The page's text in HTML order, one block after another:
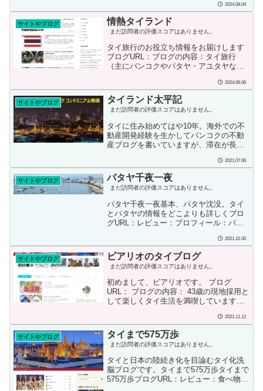
者の情報：ushiom20代前半、1982年頃よ
りタイ在住。執筆、出版で生活。著書
「タイの常識・非常識」「タイにはタイ
の事情がある」「今すぐタイ語が読める
書ける」など40冊ほど。私も持っている
「タイの常識・非常識」という本の著者
でもある水野うしおさんが開設している
ブログサイトです。 40年超の在タイ経験
を生かした記事がユニークな視点で書か
れ...
2024.08.04
サイトやブログ 情熱タイランド
まだ訪問者の評価スコアはありません。
タイ旅行のお役立ち情報をお届けします
ブログURL：ブログの内容：タイ旅行
（主にバンコクやパタヤ・アユタヤなど
報をお届けしますブログ開始または投稿
日：2022年12月投稿者の情報：情熱タイ
ランドは、タイ旅行をもっと楽しむため
のWEBメディアです。一般的な旅行WEB
サイトとの違いは、動画を使って現地を
紹介していることです。文章だけでは伝
わりにくいですが、動画でチェックする
とより現地の状況がわかりやすいです。
タイが、好きで好きでたまらないメンバ
ーが記事を書いています...
2024.06.06
サイトやブログ タイランド太平記
まだ訪問者の評価スコアはありません。
タイに住み始めてはや10年。海外での不
動産開発経験を生かしてバンコクの不動
産ブログを書いていますが、滞在が長く
ど、タイの幅広い話題についても書くこ
とにしました。
2021.07.06
サイトやブログ パタヤ千夜一夜
まだ訪問者の評価スコアはありません。
パタヤ千夜一夜基本、パタヤ沈没。タイ
とパタヤの情報をどこよりも詳しくブロ
グURL：レビュー：プロフィール：パタ
め、４０カ国ほど旅行してきたけれど、
やはりタイがもっとも心地良い。その中
でもパタヤがいい。すっかりはまってし
まった。2007年に初めてパタヤを訪れて
以来、何度も短期滞在を繰り返してきた
が、ここ数年は月単位の中長期滞在がメ
インとなってきた。途中、ヨーロッパ旅
行やらイサーン、ラオス、インドネシア
遠征なども行ったが、基本パタヤ。だら
だらとした沈没生活。ブログ...
2021.10.30
サイトやブログ ビアリオのタイブログ
まだ訪問者の評価スコアはありません。
初めまして、ビアリオです。 ブログ
URL： ブログの内容： 43歳の現地採用と
して楽しくタイ生活を満喫しています。
イ就職、タイ生活のお役に立てればと思
います。 YouTubeで「タイ現地採用ビア
リオChanel」やっています。ブログ開始
日： 2021年5月ブログ投稿者：ビアリオ
投稿者のSNS情報：YouTubeチャンネル
43歳の現地採用として楽しくタイ生活を
満喫しています。日本のキッチリした社
会で生きるのが嫌で、金無し、コネ無
2021.11.12
サイトやブログ タイまで575万歩
まだ訪問者の評価スコアはありません。
タイと日本の陸続き化を目論むタイ化洗
脳ブログです。タイまで575万歩タイまで
575万歩ブログURL：レビュー：食べ物に